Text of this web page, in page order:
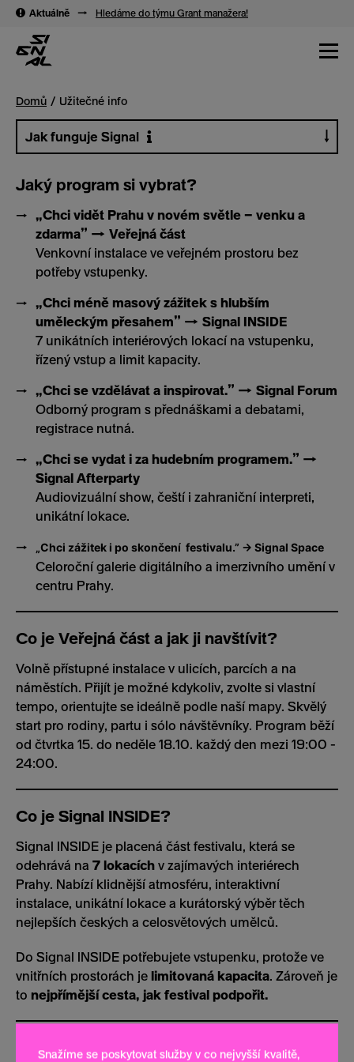
Aktuálně → Hledáme do týmu Grant manažera!
Domů Užitečné info
Jak funguje Signal
Jaký program si vybrat?
„Chci vidět Prahu v novém světle – venku a
zdarma” → Veřejná část
Venkovní instalace ve veřejném prostoru bez
potřeby vstupenky.
„Chci méně masový zážitek s hlubším
uměleckým přesahem” → Signal INSIDE
7 unikátních interiérových lokací na vstupenku,
řízený vstup a limit kapacity.
„Chci se vzdělávat a inspirovat.” → Signal Forum
Odborný program s přednáškami a debatami,
registrace nutná.
„Chci se vydat i za hudebním programem.” →
Signal Afterparty
Audiovizuální show, čeští i zahraniční interpreti,
unikátní lokace.
„Chci zážitek i po skončení festivalu.” → Signal Space
Celoroční galerie digitálního a imerzivního umění v
centru Prahy.
Co je Veřejná část a jak ji navštívit?
Volně přístupné instalace v ulicích, parcích a na
náměstích. Přijít je možné kdykoliv, zvolte si vlastní
tempo, orientujte se ideálně podle naší mapy. Skvělý
start pro rodiny, partu i sólo návštěvníky. Program běží
od čtvrtka 15. do neděle 18.10. každý den mezi 19:00 -
24:00.
Co je Signal INSIDE?
Signal INSIDE je placená část festivalu, která se
odehrává na 7 lokacích v zajímavých interiérech
Prahy. Nabízí klidnější atmosféru, interaktivní
instalace, unikátní lokace a kurátorský výběr těch
nejlepších českých a celosvětových umělců.
Do Signal INSIDE potřebujete vstupenku, protože ve
vnitřních prostorách je limitovaná kapacita. Zároveň je
to nejpřímější cesta, jak festival podpořit.
Co je Signal Afterparty?
Snažíme se poskytovat služby v co nejvyšší kvalitě,